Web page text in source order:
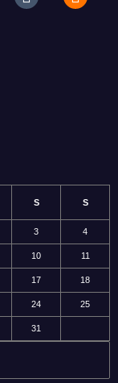
S S
3 4
10 11
17 18
24 25
31